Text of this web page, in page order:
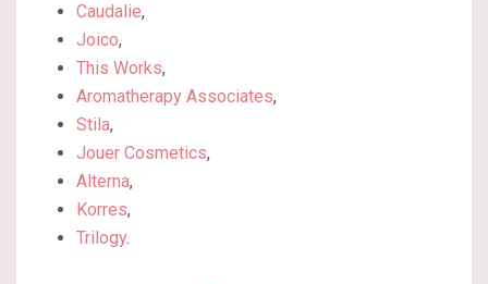
Caudalie,
Joico,
This Works,
Aromatherapy Associates,
Stila,
Jouer Cosmetics,
Alterna,
Korres,
Trilogy.